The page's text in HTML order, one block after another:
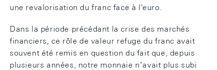
une revalorisation du franc face à l'euro.
Dans la période précédant la crise des marchés
financiers, ce rôle de valeur refuge du franc avait
souvent été remis en question du fait que, depuis
plusieurs années, notre monnaie n’avait plus subi